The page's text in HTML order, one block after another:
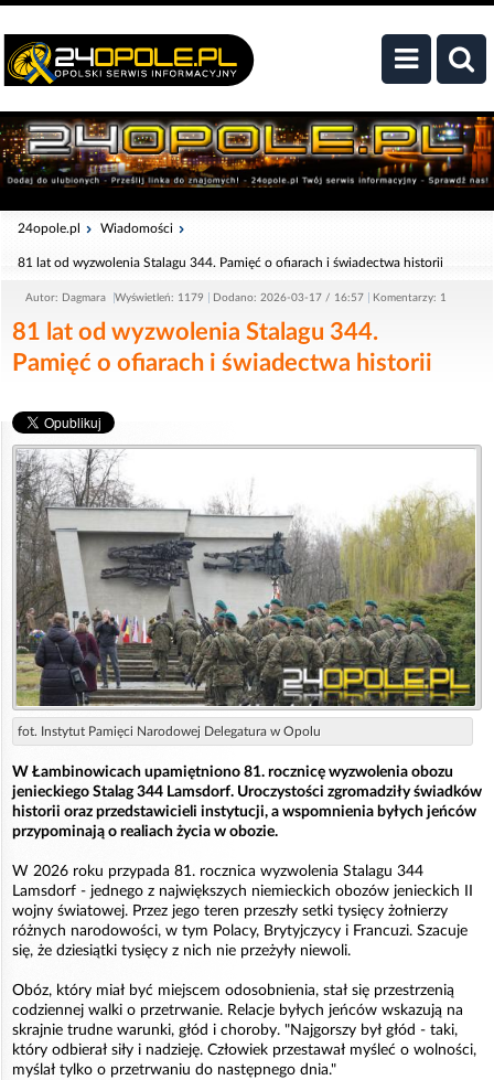
24opole.pl Wiadomości
81 lat od wyzwolenia Stalagu 344. Pamięć o ofiarach i świadectwa historii
Autor: Dagmara Wyświetleń: 1179 Dodano: 2026-03-17 / 16:57 Komentarzy: 1
81 lat od wyzwolenia Stalagu 344.
Pamięć o ofiarach i świadectwa historii
fot. Instytut Pamięci Narodowej Delegatura w Opolu
W Łambinowicach upamiętniono 81. rocznicę wyzwolenia obozu
jenieckiego Stalag 344 Lamsdorf. Uroczystości zgromadziły świadków
historii oraz przedstawicieli instytucji, a wspomnienia byłych jeńców
przypominają o realiach życia w obozie.
W 2026 roku przypada 81. rocznica wyzwolenia Stalagu 344
Lamsdorf - jednego z największych niemieckich obozów jenieckich II
wojny światowej. Przez jego teren przeszły setki tysięcy żołnierzy
różnych narodowości, w tym Polacy, Brytyjczycy i Francuzi. Szacuje
się, że dziesiątki tysięcy z nich nie przeżyły niewoli.
Obóz, który miał być miejscem odosobnienia, stał się przestrzenią
codziennej walki o przetrwanie. Relacje byłych jeńców wskazują na
skrajnie trudne warunki, głód i choroby. "Najgorszy był głód - taki,
który odbierał siły i nadzieję. Człowiek przestawał myśleć o wolności,
myślał tylko o przetrwaniu do następnego dnia."